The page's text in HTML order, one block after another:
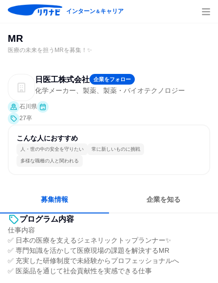
インターン＆キャリア
MR
医療の未来を担うMRを募集！✨
日医工株式会社 企業をフォロー
化学メーカー、製薬、製薬・バイオテクノロジー
石川県
27卒
こんな人におすすめ
人・世の中の安全を守りたい 常に新しいものに挑戦
多様な職種の人と関われる
募集情報 企業を知る
プログラム内容
仕事内容
✅ 日本の医療を支えるジェネリックトップランナー✨
✅ 専門知識を活かして医療現場の課題を解決するMR
✅ 充実した研修制度で未経験からプロフェッショナルへ
✅ 医薬品を通じて社会貢献性を実感できる仕事